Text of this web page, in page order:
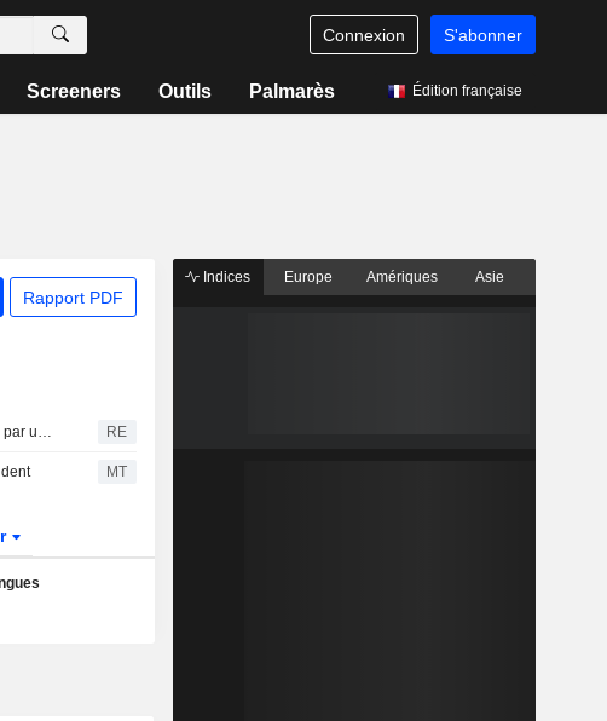
Connexion S'abonner
Screeners Outils Palmarès Édition française
Rapport PDF
L'ancien directeur général de China Minmetals visé par une enquête pour violations graves de la discipline et de la loi RE
MT
Indices Europe Amériques Asie